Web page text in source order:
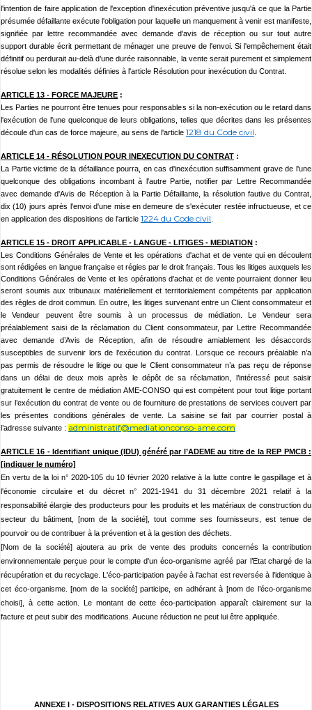
l'intention de faire application de l'exception d'inexécution préventive jusqu'à ce que la Partie
présumée défaillante exécute l'obligation pour laquelle un manquement à venir est manifeste,
signifiée par lettre recommandée avec demande d'avis de réception ou sur tout autre
support durable écrit permettant de ménager une preuve de l'envoi. Si l'empêchement était
définitif ou perdurait au-delà d’une durée raisonnable, la vente serait purement et simplement
résolue selon les modalités définies à l'article Résolution pour inexécution du Contrat.
ARTICLE 13 - FORCE MAJEURE :
Les Parties ne pourront être tenues pour responsables si la non-exécution ou le retard dans
l'exécution de l'une quelconque de leurs obligations, telles que décrites dans les présentes
découle d'un cas de force majeure, au sens de l'article 1218 du Code civil
ARTICLE 14 - RÉSOLUTION POUR INEXECUTION DU CONTRAT :
La Partie victime de la défaillance pourra, en cas d'inexécution suffisamment grave de l'une
quelconque des obligations incombant à l'autre Partie, notifier par Lettre Recommandée
avec demande d'Avis de Réception à la Partie Défaillante, la résolution fautive du Contrat,
dix (10) jours après l'envoi d'une mise en demeure de s'exécuter restée infructueuse, et ce
en application des dispositions de l'article 1224 du Code civil
ARTICLE 15 - DROIT APPLICABLE - LANGUE - LITIGES - MEDIATION :
Les Conditions Générales de Vente et les opérations d'achat et de vente qui en découlent
sont rédigées en langue française et régies par le droit français. Tous les litiges auxquels les
Conditions Générales de Vente et les opérations d'achat et de vente pourraient donner lieu
seront soumis aux tribunaux matériellement et territorialement compétents par application
des règles de droit commun.
En outre, les litiges survenant entre un Client consommateur et
le Vendeur peuvent être soumis à un processus de médiation. Le Vendeur sera
préalablement saisi de la réclamation du Client consommateur, par Lettre Recommandée
avec demande d’Avis de Réception, afin de résoudre amiablement les désaccords
susceptibles de survenir lors de l’exécution du contrat. Lorsque ce recours préalable n’a
pas permis de résoudre le litige ou que le Client consommateur n’a pas reçu de réponse
dans un délai de deux mois après le dépôt de sa réclamation, l’intéressé peut saisir
gratuitement le centre de médiation AME-CONSO qui est compétent pour tout litige portant
sur l’exécution du contrat de vente ou de fourniture de prestations de services couvert par
les présentes conditions générales de vente. La saisine se fait par courrier postal à
l’adresse suivante : administratif@mediationconso-ame.com
ARTICLE 16 - Identifiant unique (IDU) généré par l’ADEME au titre de la REP PMCB :
[indiquer le numéro]
En vertu de la loi n° 2020-105 du 10 février 2020 relative à la lutte contre le gaspillage et à
l'économie circulaire et du décret n° 2021-1941 du 31 décembre 2021 relatif à la
responsabilité élargie des producteurs pour les produits et les matériaux de construction du
secteur du bâtiment, [nom de la société], tout comme ses fournisseurs, est tenue de
pourvoir ou de contribuer à la prévention et à la gestion des déchets.
[Nom de la société] ajoutera au prix de vente des produits concernés la contribution
environnementale perçue pour le compte d'un éco-organisme agréé par l’Etat chargé de la
récupération et du recyclage. L'éco-participation payée à l'achat est reversée à l'identique à
cet éco-organisme. [nom de la société] participe, en adhérant à [nom de l’éco-organisme
choisi], à cette action. Le montant de cette éco-participation apparaît clairement sur la
facture et peut subir des modifications. Aucune réduction ne peut lui être appliquée.
ANNEXE I - DISPOSITIONS RELATIVES AUX GARANTIES LÉGALES